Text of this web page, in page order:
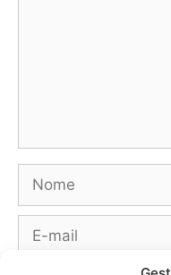
Nome
E-
mail